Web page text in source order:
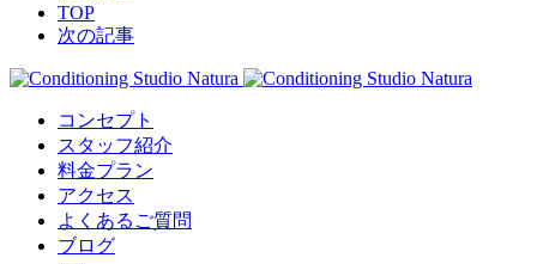
TOP
次の記事
コンセプト
スタッフ紹介
料金プラン
アクセス
よくあるご質問
ブログ